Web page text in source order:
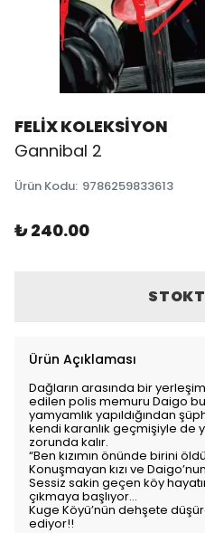
FELİX KOLEKSİYON
Gannibal 2
Ürün Kodu: 9786259833613
₺ 240.00
Ürün Açıklaması
Dağların arasında bir
edilen polis memuru Daigo
yamyamlık yapıldığından
kendi karanlık geçmişiyle de
zorunda kalır.
“Ben kızımın önünde birini
Konuşmayan kızı ve
Sessiz sakin geçen köy
çıkmaya başlıyor…
Kuge Köyü’nün dehşete
ediyor!!